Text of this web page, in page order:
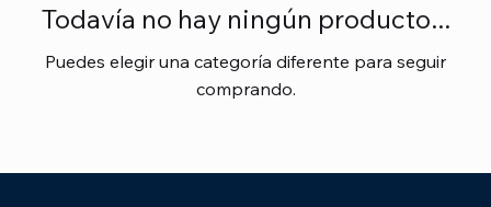
Todavía no hay ningún producto...
Puedes elegir una categoría diferente para seguir
comprando.